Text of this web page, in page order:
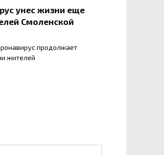
унес жизни еще
Смоленской
продолжает
жителей